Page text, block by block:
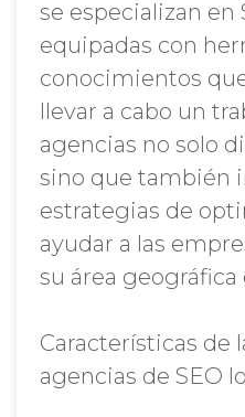
se especializan en
equipadas con
conocimientos
llevar a cabo un
agencias no solo
sino que también
estrategias de
ayudar a las
su área geográfica
Características de
agencias de SEO